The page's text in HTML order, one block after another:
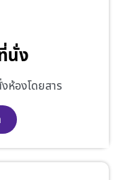
นั่ง
ห้องโดยสาร